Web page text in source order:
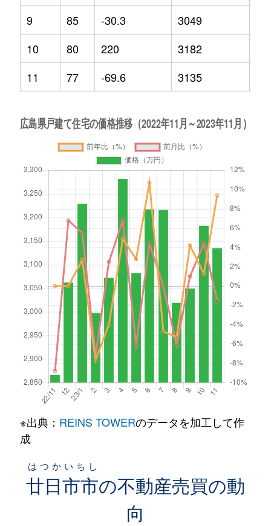
9
85 -30.3 3049
10
80 220 3182
11
77 -69.6 3135
※出典： REINS TOWERのデータを加工して作
成
廿日市市
はつかいちし
の不動産売買の動
向